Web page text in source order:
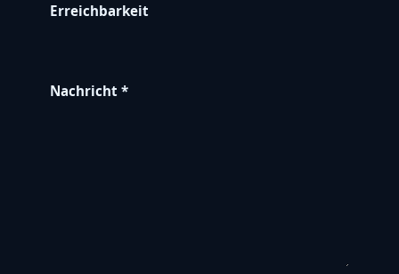
Erreichbarkeit
Nachricht *